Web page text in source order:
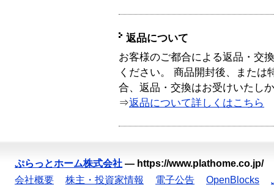
返品について
お客様のご都合による返品・交
ください。 商品開封後、または
合、返品・交換はお受けいたし
⇒返品について詳しくはこちら
ぷらっとホーム株式会社 — https://www.plathome.co.jp/
会社概要
株主・投資家情報 電子公告 OpenBlocks